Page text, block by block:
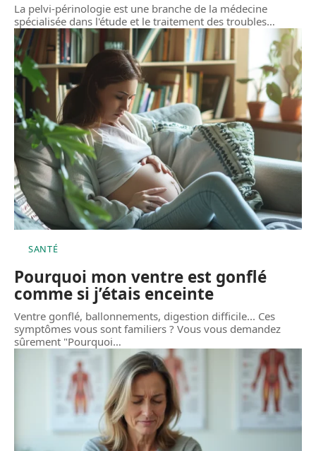
La pelvi-périnologie est une branche de la médecine
spécialisée dans l'étude et le traitement des troubles…
SANTÉ
Pourquoi mon ventre est gonflé
comme si j’étais enceinte
Ventre gonflé, ballonnements, digestion difficile... Ces
symptômes vous sont familiers ? Vous vous demandez
sûrement "Pourquoi…